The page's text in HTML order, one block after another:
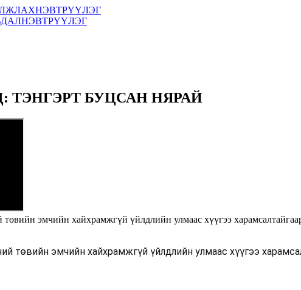
НЭВТРҮҮЛЭГ
НЭВТРҮҮЛЭГ
ТЭНГЭРТ БУЦСАН НЯРАЙ
эмчийн хайхрамжгүй үйлдлийн улмаас хүүгээ
төвийн эмчийн хайхрамжгүй үйлдлийн улмаас хүүгээ